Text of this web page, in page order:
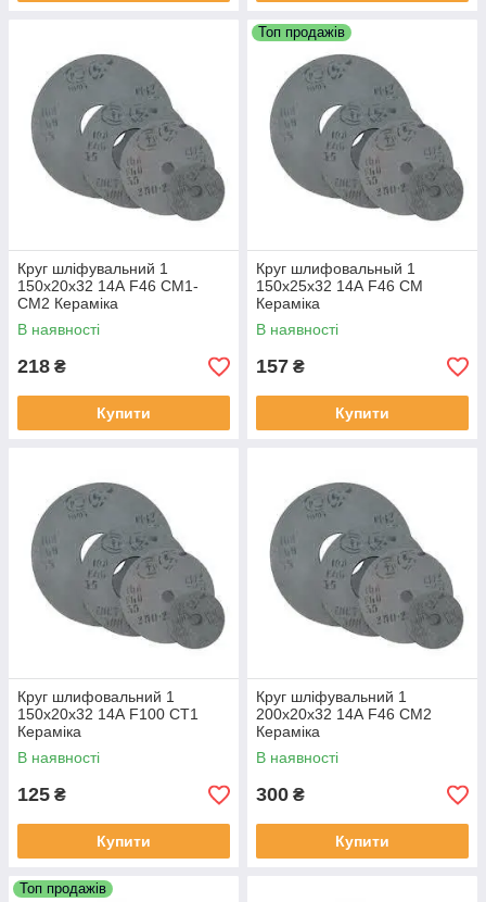
Круг шліфувальний 1
150х20х32 14А F46 СМ1-
СМ2 Кераміка
В наявності
218 ₴
Купити
Топ продажів
Круг шлифовальный 1
150х25х32 14А F46 СМ
Кераміка
В наявності
157 ₴
Купити
Круг шлифовальний 1
150х20х32 14А F100 СТ1
Кераміка
В наявності
125 ₴
Купити
Круг шліфувальний 1
200х20х32 14А F46 СМ2
Кераміка
В наявності
300 ₴
Купити
Топ продажів